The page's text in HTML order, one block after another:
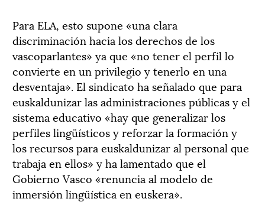
Para ELA, esto supone «una clara
discriminación hacia los derechos de los
vascoparlantes» ya que «no tener el perfil lo
convierte en un privilegio y tenerlo en una
desventaja». El sindicato ha señalado que para
euskaldunizar las administraciones públicas y el
sistema educativo «hay que generalizar los
perfiles lingüísticos y reforzar la formación y
los recursos para euskaldunizar al personal que
trabaja en ellos» y ha lamentado que el
Gobierno Vasco «renuncia al modelo de
inmersión lingüística en euskera».